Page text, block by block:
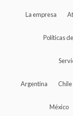
La empresa
Políticas
Argentina Chile
México